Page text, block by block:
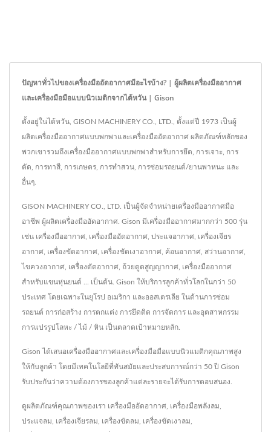
ปัญหาทั่วไปของเครื่องมืออัดอากาศมีอะไรบ้าง? | ผู้ผลิตเครื่องมืออากาศ
และเครื่องมือมือแบบนิวเมติกจากไต้หวัน | Gison
ตั้งอยู่ในไต้หวัน, GISON MACHINERY CO., LTD., ตั้งแต่ปี 1973 เป็นผู้
ผลิตเครื่องมืออากาศแบบพกพาและเครื่องมืออัดอากาศ ผลิตภัณฑ์หลักของ
พวกเขารวมถึงเครื่องมืออากาศแบบพกพาสำหรับการยึด, การเจาะ, การ
ตัด, การทาสี, การเกษตร, การทำสวน, การซ่อมรถยนต์/ยานพาหนะ และ
อื่นๆ.
GISON MACHINERY CO., LTD. เป็นผู้จัดจำหน่ายเครื่องมืออากาศมือ
อาชีพ ผู้ผลิตเครื่องมืออัดอากาศ. Gison มีเครื่องมืออากาศมากกว่า 500 รุ่น
เช่น เครื่องมืออากาศ, เครื่องมืออัดอากาศ, ประแจอากาศ, เครื่องเจียร
อากาศ, เครื่องขัดอากาศ, เครื่องขัดเงาอากาศ, ค้อนอากาศ, สว่านอากาศ,
ไขควงอากาศ, เครื่องตัดอากาศ, ถ้วยดูดสูญญากาศ, เครื่องมืออากาศ
สำหรับแขนหุ่นยนต์ ... เป็นต้น. Gison ให้บริการลูกค้าทั่วโลกในกว่า 50
ประเทศ โดยเฉพาะในยุโรป อเมริกา และออสเตรเลีย ในด้านการซ่อม
รถยนต์ การก่อสร้าง การตกแต่ง การยึดติด การจัดการ และอุตสาหกรรม
การแปรรูปโลหะ / ไม้ / หิน เป็นตลาดเป้าหมายหลัก.
Gison ได้เสนอเครื่องมืออากาศและเครื่องมือมือแบบนิวแมติกคุณภาพสูง
ให้กับลูกค้า โดยมีเทคโนโลยีที่ทันสมัยและประสบการณ์กว่า 50 ปี Gison
รับประกันว่าความต้องการของลูกค้าแต่ละรายจะได้รับการตอบสนอง.
ดูผลิตภัณฑ์คุณภาพของเรา เครื่องมืออัดอากาศ เครื่องมือพลังลม
ประแจลม เครื่องเจียรลม เครื่องขัดลม เครื่องขัดเงาลม